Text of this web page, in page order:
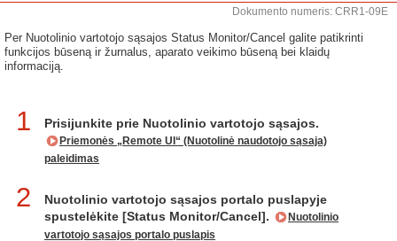
Dokumento numeris: CRR1-09E
Per Nuotolinio vartotojo sąsajos Status Monitor/Cancel galite patikrinti
funkcijos būseną ir žurnalus, aparato veikimo būseną bei klaidų
informaciją.
1 Prisijunkite prie Nuotolinio vartotojo sąsajos.
Priemonės „Remote UI“ (Nuotolinė naudotojo sąsaja)
paleidimas
2
Nuotolinio vartotojo sąsajos portalo puslapyje
spustelėkite [Status Monitor/Cancel].
Nuotolinio
vartotojo sąsajos portalo puslapis